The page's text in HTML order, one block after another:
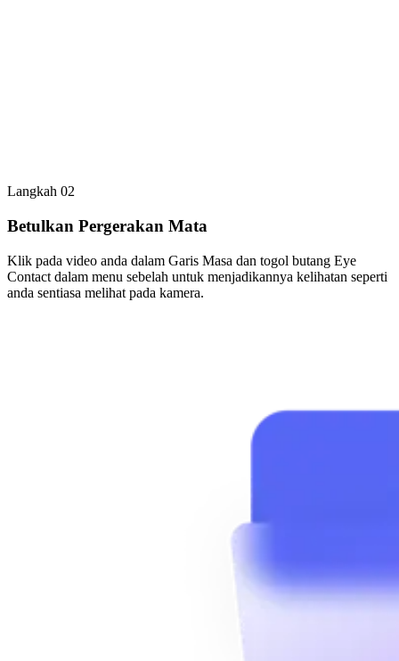
Langkah 02
Betulkan Pergerakan Mata
Klik pada video anda dalam Garis Masa dan togol butang Eye
Contact dalam menu sebelah untuk menjadikannya kelihatan seperti
anda sentiasa melihat pada kamera.